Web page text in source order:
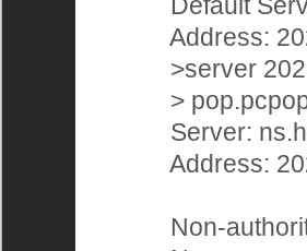
Address:
>server
>
Server:
Address:
Non-